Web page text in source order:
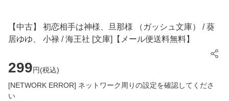
【中古】 初恋相手は神様、旦那様 （ガッシュ文庫） / 葵
居ゆゆ、 小禄 / 海王社 [文庫]【メール便送料無料】
299円(税込)
[NETWORK ERROR] ネットワーク周りの設定を確認してくださ
い